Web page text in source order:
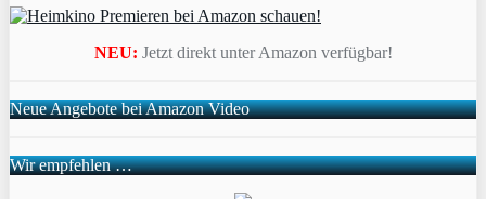
NEU: Jetzt direkt unter Amazon verfügbar!
Neue Angebote bei Amazon Video
Wir empfehlen …